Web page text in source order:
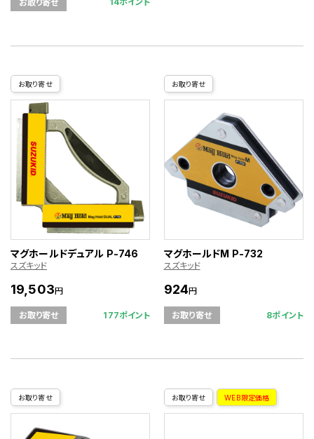
お取り寄せ
お取り寄せ
マグホールドデュアル P-746
スズキッド
19,503円
お取り寄せ 177ポイント
お取り寄せ
マグホールドM P-732
スズキッド
924円
お取り寄せ 8ポイント
お取り寄せ お取り寄せ WEB限定価格